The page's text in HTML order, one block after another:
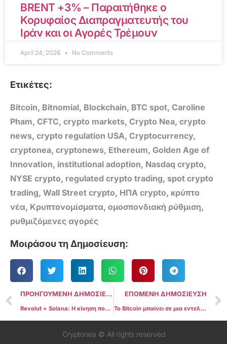
BRENT +3% – Παραιτήθηκε ο
Κορυφαίος Διαπραγματευτής του
Ιράν και οι Αγορές Τρέμουν
April 24, 2026 No Comments
Ετικέτες:
Bitcoin, Bitnomial, Blockchain, BTC spot, Caroline
Pham, CFTC, crypto markets, Crypto Nea, crypto
news, crypto regulation USA, Cryptocurrency,
cryptonea, cryptonews, Ethereum, Golden Age of
Innovation, institutional adoption, Nasdaq crypto,
NYSE crypto, regulated crypto trading, spot crypto
trading, Wall Street crypto, ΗΠΑ crypto, κρύπτο
νέα, Κρυπτονομίσματα, ομοσπονδιακή ρύθμιση,
ρυθμιζόμενες αγορές
Μοιράσου τη Δημοσίευση:
ΠΡΟΗΓΟΥΜΕΝΗ ΔΗΜΟΣΙΕΥΣΗ
Revolut + Solana: Η κίνηση που αλλάζει ολόκληρο το ευρωπαϊκό crypto game και μπορεί να αποδειχθεί η μεγαλύτερη υιοθέτηση του 2025
ΕΠΟΜΕΝΗ ΔΗΜΟΣΙΕΥΣΗ
Το Bitcoin μπαίνει σε μια εντελώς νέα εποχή και σχεδόν κανείς δεν το έχει καταλάβει
Cryptonea © All rights reserved